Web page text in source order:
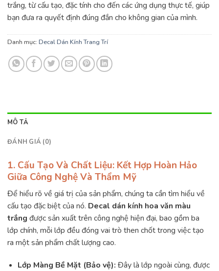
trắng, từ cấu tạo, đặc tính cho đến các ứng dụng thực tế, giúp
bạn đưa ra quyết định đúng đắn cho không gian của mình.
Danh mục: Decal Dán Kính Trang Trí
MÔ TẢ
ĐÁNH GIÁ (0)
1. Cấu Tạo Và Chất Liệu: Kết Hợp Hoàn Hảo
Giữa Công Nghệ Và Thẩm Mỹ
Để hiểu rõ về giá trị của sản phẩm, chúng ta cần tìm hiểu về
cấu tạo đặc biệt của nó. Decal dán kính hoa văn màu
trắng được sản xuất trên công nghệ hiện đại, bao gồm ba
lớp chính, mỗi lớp đều đóng vai trò then chốt trong việc tạo
ra một sản phẩm chất lượng cao.
Lớp Màng Bề Mặt (Bảo vệ): Đây là lớp ngoài cùng, được